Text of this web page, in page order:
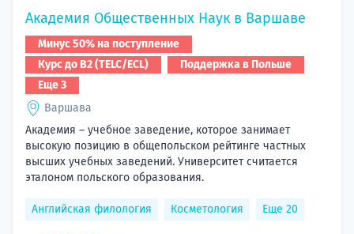
Академия Общественных Наук в Варшаве
Минус 50% на поступление
Курс до B2 (TELC/ECL)
Поддержка в Польше
Еще 3
Варшава
Академия – учебное заведение, которое занимает
высокую позицию в общепольском рейтинге частных
высших учебных заведений. Университет считается
эталоном польского образования.
Английская филология Косметология Еще 20